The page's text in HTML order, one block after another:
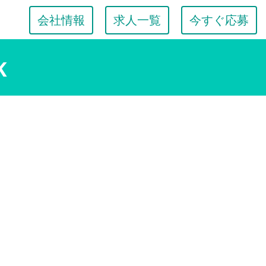
今すぐ応募
求人一覧
会社情報